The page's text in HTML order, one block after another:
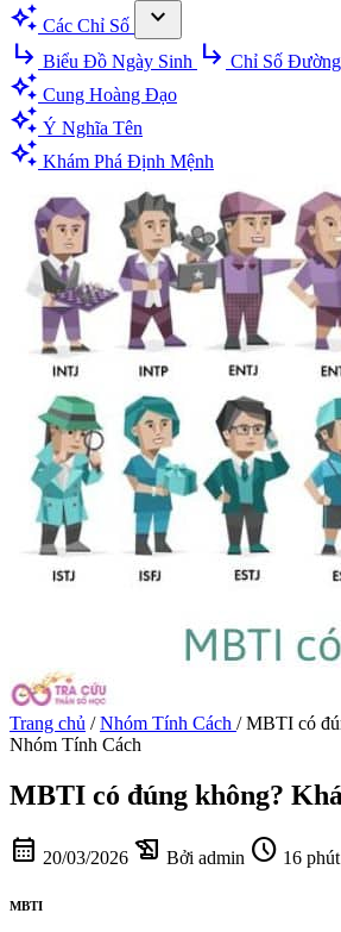
auto_awesome Các Chỉ Số
expand_more
subdirectory_arrow_right Biểu Đồ Ngày Sinh subdirectory_arrow_right Chỉ Số
auto_awesome Cung Hoàng Đạo
auto_awesome Ý Nghĩa Tên
auto_awesome Khám Phá Định Mệnh
Trang chủ / Nhóm Tính Cách / MBTI có
Nhóm Tính Cách
MBTI có đúng không?
calendar_month 20/03/2026 history_edu Bởi admin schedule 16
MBTI